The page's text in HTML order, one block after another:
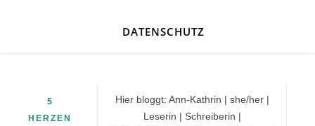
DATENSCHUTZ
5
HERZEN
Hier bloggt: Ann-Kathrin | she/her |
Leserin | Schreiberin |